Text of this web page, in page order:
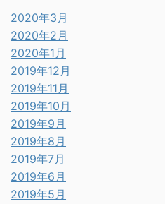
2020年3月
2020年2月
2020年1月
2019年12月
2019年11月
2019年10月
2019年9月
2019年8月
2019年7月
2019年6月
2019年5月